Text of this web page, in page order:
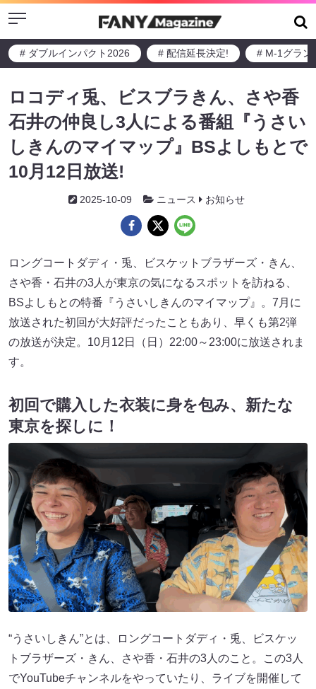
Menu
# ダブルインパクト2026 # 配信延長決定! # M-1グラン
ロコディ兎、ビスブラきん、さや香
石井の仲良し3人による番組『うさい
しきんのマイマップ』BSよしもとで
10月12日放送!
2025-10-09 ニュース お知らせ
ロングコートダディ・兎、ビスケットブラザーズ・きん、
さや香・石井の3人が東京の気になるスポットを訪ねる、
BSよしもとの特番『うさいしきんのマイマップ』。7月に
放送された初回が大好評だったこともあり、早くも第2弾
の放送が決定。10月12日（日）22:00～23:00に放送されま
す。
初回で購入した衣装に身を包み、新たな
東京を探しに！
“うさいしきん”とは、ロングコートダディ・兎、ビスケッ
トブラザーズ・きん、さや香・石井の3人のこと。この3人
でYouTubeチャンネルをやっていたり、ライブを開催して